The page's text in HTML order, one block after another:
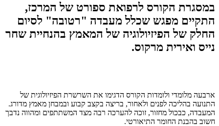
במסגרת הקורס לרפואת ספורט של המרכז,
התקיים מפגש שכלל מעבדה "רטובה" לסיום
החלק של הפיזיולוגיה של המאמץ בהנחיית שחר
נייס ואירית מרקוס.
ארבעה מלומדי ולומדות הקורס הדגימו את השרשרת הפיזיולוגית של
התנועה בהליכה לפנים ולאחור, בריצה בקצב קבוע ובמבחן מאמץ מדורג.
המעבדה, כבכול מחזור, זוכה להערכה רבה מצד המשתתפים ומהווה נדבך
חשוב בהבנת החומר התיאורטי.